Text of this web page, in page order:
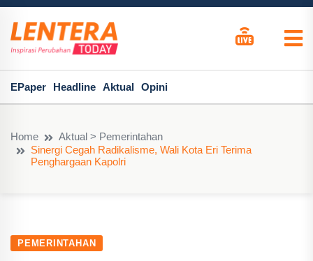
EPaper Headline Aktual Opini
Home
Aktual > Pemerintahan
Sinergi Cegah Radikalisme, Wali Kota Eri Terima
Penghargaan Kapolri
PEMERINTAHAN